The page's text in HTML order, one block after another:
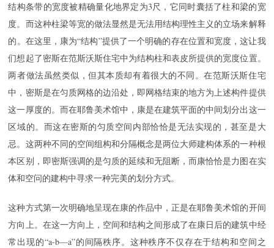
结构条带的宽度被精确量化地界定为3尺，它同时囊括了柱和梁的宽
度。而这种柱梁等宽的做法显然是无法用结构理性主义的立场来解释
的。在这里，康为“结构”提供了一个明确的存在位置和宽度，这让我
们想起了密斯在范斯沃斯住宅中为结构柱和表皮所提供的宽度位置。
两者做法虽然类似，但其本质却有着很大的不同。在范斯沃斯住宅
中，密斯是在匀质网格的边沿处，即网格结束的地方为上述构件提供
这一厚度的。而在耶鲁美术馆中，康是在建筑平面的中间划分出这一
区域的。而这在密斯的匀质空间内部恰恰是无法实现的，甚至是大
忌。这两种不同的空间组构和分隔概念是两位大师建构体系的一种根
本区别，即密斯强调的是匀质的延续和无阻断，而康恰恰是力图在实
体和空问的建构中寻求一种完美的划分方式。
这种方式第一次明确地呈现在康的作品中，正是在耶鲁美术馆的开间
方向上。在这一方向上，空间和结构之间形成了在康日后的建筑中经
常出现的“a-b—a”的间隔秩序。这种秩序不仅存在于结构和空间之